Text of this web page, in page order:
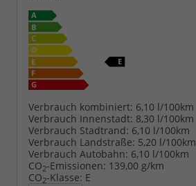
Verbrauch kombiniert: 6,10 l/100km
Verbrauch Innenstadt: 8,30 l/100km
Verbrauch Stadtrand: 6,10 l/100km
Verbrauch Landstraße: 5,20 l/100km
Verbrauch Autobahn: 6,10 l/100km
CO2-Emissionen: 139,00 g/km
CO2-Klasse: E